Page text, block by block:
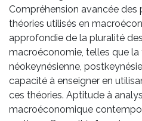
Compréhension avancée
théories utilisés en
approfondie de la pluralité
macroéconomie, telles que la
néokeynésienne,
capacité à enseigner en
ces théories. Aptitude à
macroéconomique